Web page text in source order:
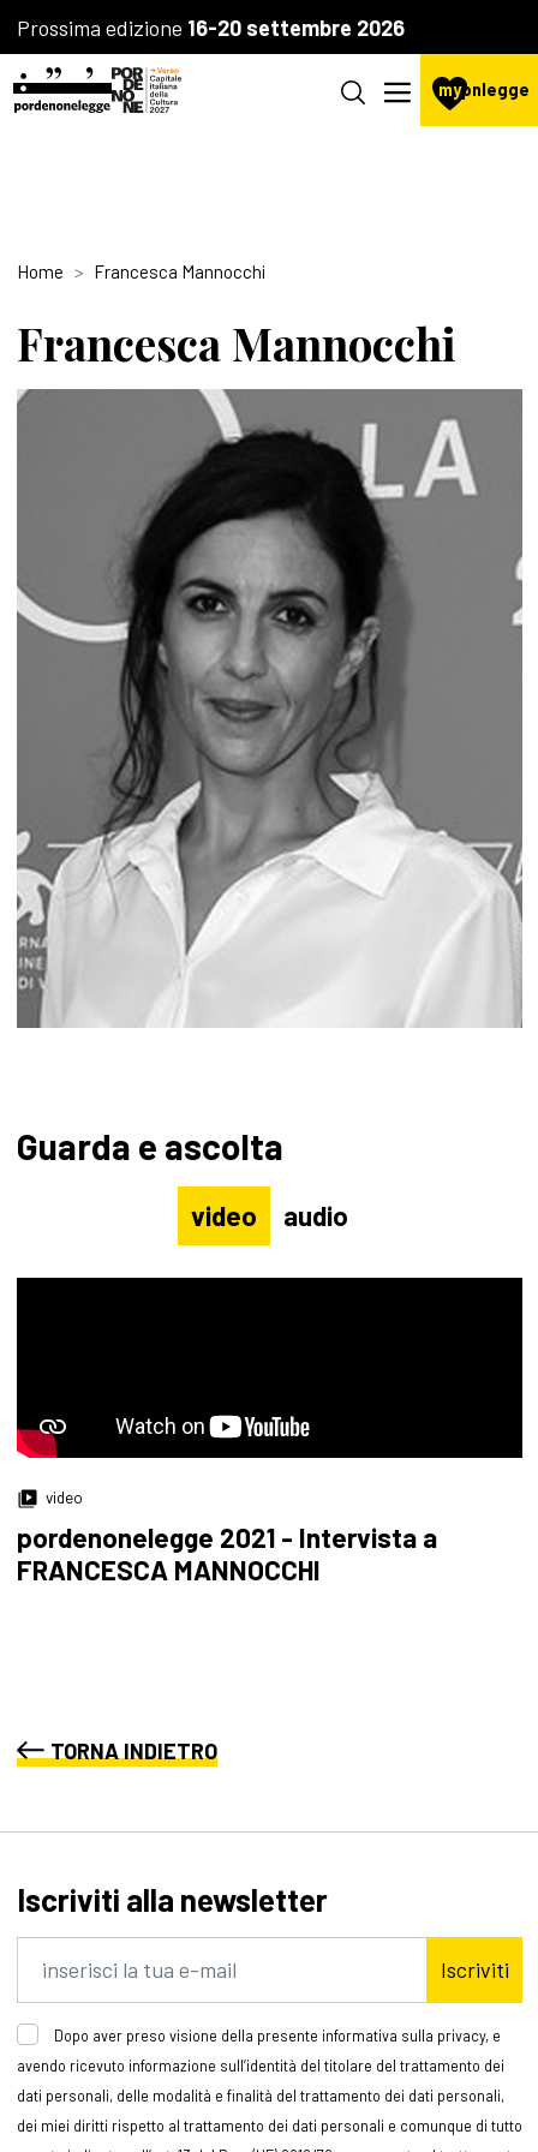
Prossima edizione 16-20 settembre 2026
mypnlegge
Home Francesca Mannocchi
Francesca Mannocchi
Guarda e ascolta
video audio
video
pordenonelegge 2021 - Intervista a
FRANCESCA MANNOCCHI
TORNA INDIETRO
Iscriviti alla newsletter
Iscriviti
Dopo aver preso visione della presente informativa sulla privacy, e
avendo ricevuto informazione sull’identità del titolare del trattamento dei
dati personali, delle modalità e finalità del trattamento dei dati personali,
dei miei diritti rispetto al trattamento dei dati personali e comunque di tutto